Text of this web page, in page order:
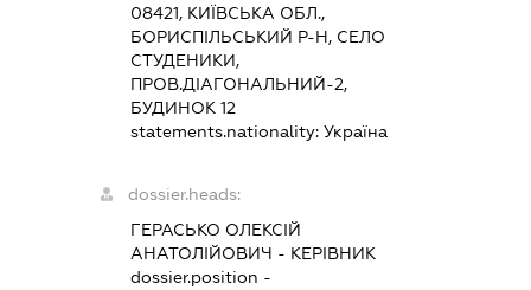
08421, КИЇВСЬКА ОБЛ.,
БОРИСПІЛЬСЬКИЙ Р-Н, СЕЛО
СТУДЕНИКИ,
ПРОВ.ДІАГОНАЛЬНИЙ-2,
БУДИНОК 12
statements.nationality: Україна
dossier.heads:
ГЕРАСЬКО ОЛЕКСІЙ
АНАТОЛІЙОВИЧ - КЕРІВНИК
dossier.position -